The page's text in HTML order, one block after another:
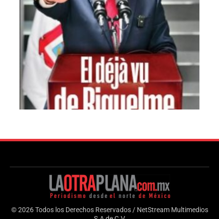
© 2026 Todos los Derechos Reservados / NetStream Multimedios